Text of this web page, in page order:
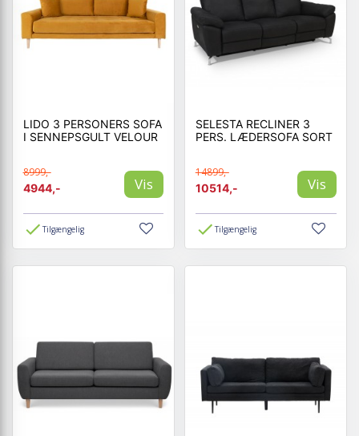
LIDO 3 PERSONERS SOFA
I SENNEPSGULT VELOUR
8999,-
4944,-
Vis
Tilgængelig
SELESTA RECLINER 3
PERS. LÆDERSOFA SORT
14899,-
10514,-
Vis
Tilgængelig